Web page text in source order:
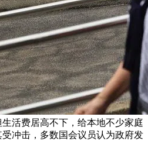
活费居高不下，给本地不少家庭
冲击，多数国会议员认为政府发